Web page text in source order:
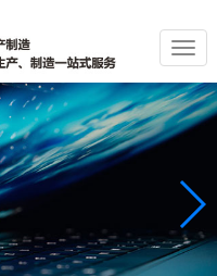
切
换
导
航